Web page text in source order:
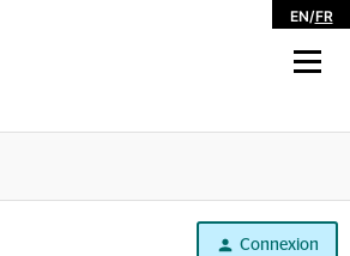
EN/FR
Connexion